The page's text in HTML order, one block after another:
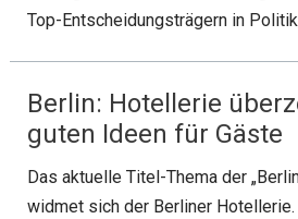
Top-Entscheidungsträgern in
Berlin: Hotellerie
guten Ideen für Gäste
Das aktuelle Titel-Thema der
widmet sich der Berliner